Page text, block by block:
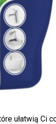
ułatwią Ci